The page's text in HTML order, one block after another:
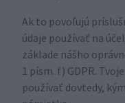
Ak to povoľujú
údaje používať na
základe nášho
1 písm. f) GDPR.
používať dovtedy,